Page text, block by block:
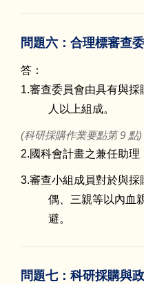
問題六：合理標審查
答：
1.審查委員會由具有與
人以上組成。
(科研採購作業要點第 9 點)
2.國科會計畫之兼任助理
3.審查小組成員對於與
偶、三親等以內血
避。
問題七：科研採購與